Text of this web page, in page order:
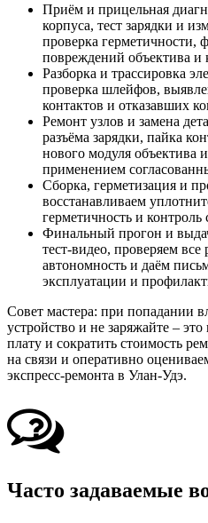
Приём и прицельная
корпуса, тест зарядки и
проверка герметичности,
повреждений объектива и
Разборка и трассировка
проверка шлейфов,
контактов и отказавших
Ремонт узлов и замена
разъёма зарядки, пайка
нового модуля объектива
применением
Сборка, герметизация и
восстанавливаем
герметичность и
Финальный прогон и
тест-видео, проверяем
автономность и даём
эксплуатации и
Совет мастера: при попадании
устройство и не заряжайте –
плату и сократить стоимость
на связи и оперативно
экспресс‑ремонта в Улан-Удэ.
Часто задаваемые